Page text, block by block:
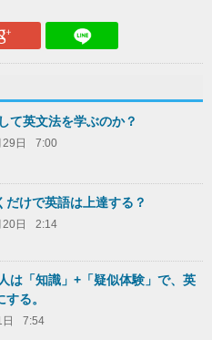
はてなブックマークGoogle Plus
て英文法を学ぶのか？
日 7:00
だけで英語は上達する？
日 2:14
は「知識」+「疑似体験」で、英
る。
7:54